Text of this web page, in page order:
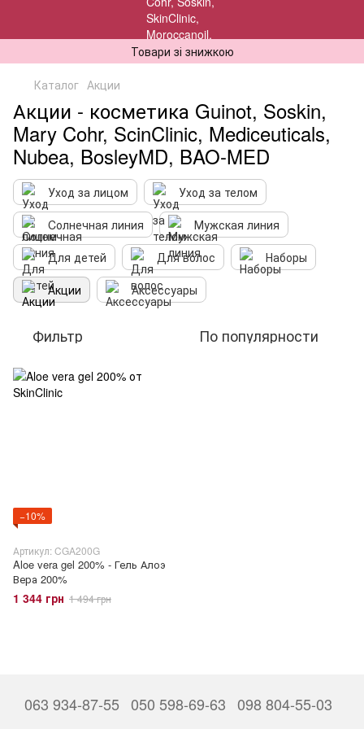
Товари зі знижкою
Каталог Акции
Акции - косметика Guinot, Soskin,
Mary Cohr, ScinClinic, Mediceuticals,
Nubea, BosleyMD, BAO-MED
Уход за лицом
Уход за телом
Cолнечная линия
Мужская линия
Для детей
Для волос
Наборы
Акции
Аксессуары
Фильтр По популярности
−10%
Артикул: CGA200G
Aloe vera gel 200% - Гель Алоэ
Вера 200%
1 344 грн 1 494 грн
063 934-87-55 050 598-69-63 098 804-55-03